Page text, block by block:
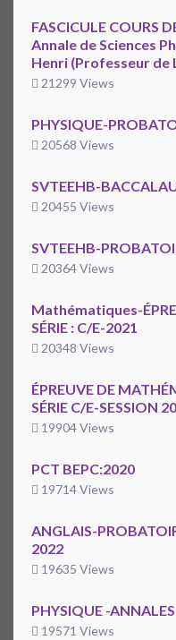
FASCICULE COURS
Annale de Sciences
Henri (Professeur de
21299 Views
PHYSIQUE-
20568 Views
SVTEEHB-
20455 Views
SVTEEHB-
20364 Views
Mathématiques-
SÉRIE : C/E-2021
20348 Views
ÉPREUVE DE
SÉRIE C/E-SESSION
19904 Views
PCT BEPC:2020
19714 Views
ANGLAIS-
2022
19635 Views
PHYSIQUE -
19571 Views